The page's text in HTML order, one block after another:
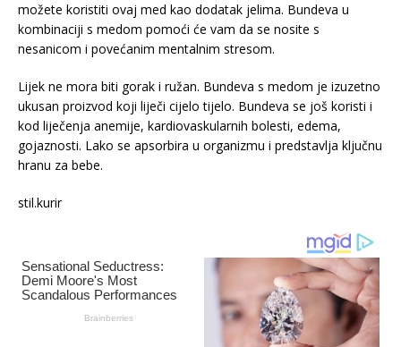
možete koristiti ovaj med kao dodatak jelima. Bundeva u
kombinaciji s medom pomoći će vam da se nosite s
nesanicom i povećanim mentalnim stresom.
Lijek ne mora biti gorak i ružan. Bundeva s medom je izuzetno
ukusan proizvod koji liječi cijelo tijelo. Bundeva se još koristi i
kod liječenja anemije, kardiovaskularnih bolesti, edema,
gojaznosti. Lako se apsorbira u organizmu i predstavlja ključnu
hranu za bebe.
stil.kurir